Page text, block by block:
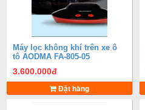
Máy lọc không khí trên xe ô
tô AODMA FA-805-05​
3.600.000đ
Đặt hàng